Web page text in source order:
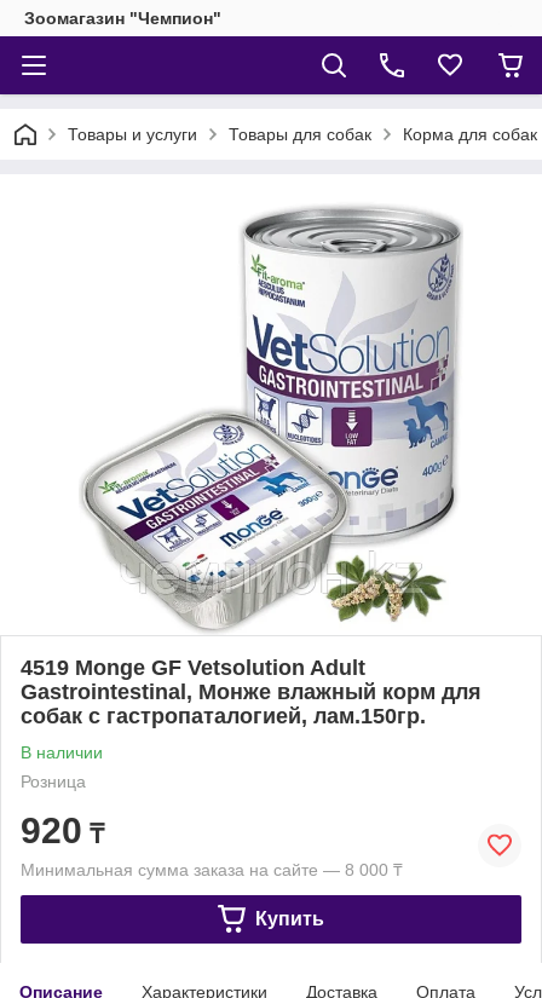
Зоомагазин "Чемпион"
Товары и услуги Товары для собак Корма для собак
4519 Monge GF Vetsolution Adult
Gastrointestinal, Монже влажный корм для
собак с гастропаталогией, лам.150гр.
В наличии
Розница
920 ₸
Минимальная сумма заказа на сайте — 8 000 ₸
Купить
Описание Характеристики Доставка Оплата